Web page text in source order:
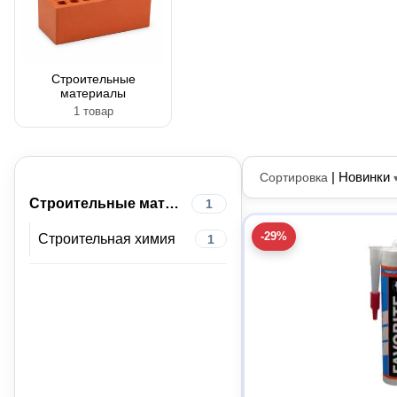
Строительные
материалы
1 товар
Строительные материалы 1
Строительная химия 1
Сортировка | Новинки
-29%